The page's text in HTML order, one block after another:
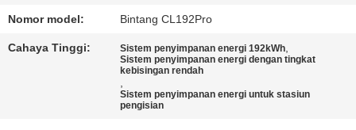
HUBUNGI
KAMI
PERMINTAAN
PENAWARAN
Nomor model: Bintang CL192Pro
Cahaya Tinggi: Sistem penyimpanan energi 192kWh,
Sistem penyimpanan energi dengan tingkat
kebisingan rendah
,
Sistem penyimpanan energi untuk stasiun
pengisian